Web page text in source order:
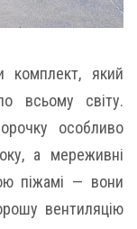
комплект, який
всьому світу.
особливо
а мереживні
піжамі — вони
вентиляцію